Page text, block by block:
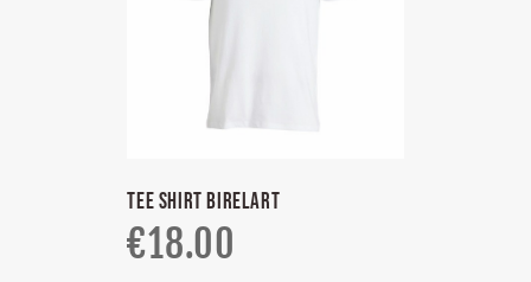
TEE SHIRT BIRELART
€18.00